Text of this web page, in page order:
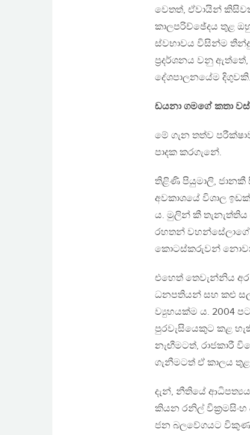
වෙතත්, ඒවායින්
කාලපරිච්ඡේදය තුළ
ස්වභාවය විසින්ම
ප්‍රදර්ශනය වනු
දේශපාලනයේම දිගුවකි.
ඩයනා ගමගේ කතා
මේ ගැන තත්ව
පාදක කරගැනේ.
තිළිණි පියුමාලි, ජානකී
අවකාශයේ විශාල
ය. මුලින් කී තැනැත්තිය
රහතන් වහන්සේලාගේ
කොටස්කරුවන් නොවන
එහෙත් තෙවැන්නිය
ධනපතියන් සහ කළු
ව්‍යුහයක්ම ය. 2004
පුරවැසියෙකුට කළ
නැඟීමටත්, රාජකාරී
ගැනීමටත් ඒ කාලය
දැන්, නීතියේ
කියන රනිල්
ජන බලවේගයට විකුණා